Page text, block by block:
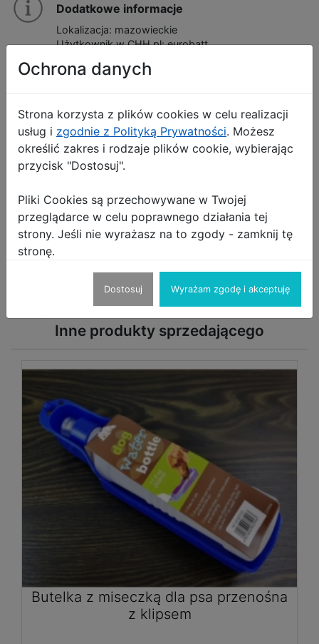
Dodatkowe informacje
Lokalizacja: mazowieckie
Użytkownik w CHH.pl: eurobatt
Wyślij wiadomość
Zgłoś produkt
Opis Produktu
Pędzelki do makijażu w etui 7 szt
Inne produkty sprzedającego
Rolka ubrań wielokrotnego
czyści się wodą
Ochrona danych
Strona korzysta z plików cookies w celu realizacji
usług i zgodnie z Polityką Prywatności. Możesz
określić zakres i rodzaje plików cookie, wybierając
przycisk "Dostosuj".
Pliki Cookies są przechowywane w Twojej
przeglądarce w celu poprawnego działania tej
strony. Jeśli nie wyrażasz na to zgody - zamknij tę
stronę.
Dostosuj Wyrażam zgodę i akceptuję